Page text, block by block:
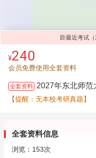
距最近考试
¥240
会员免费使用全套资料
全套资料 2027年东北师范
【提醒：无本校考研真题】
全套资料信息
浏览： 153次